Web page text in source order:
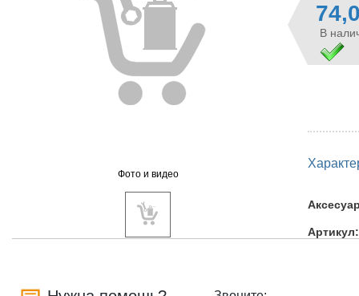
Фото и видео
В
Артикул: